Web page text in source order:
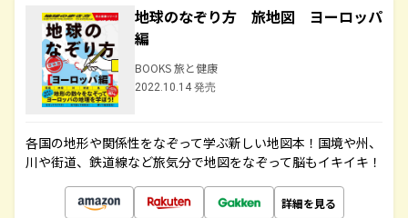
地球のなぞり方 旅地図 ヨーロッパ
編
BOOKS 旅と健康
2022.10.14 発売
各国の地形や関係性をなぞって学ぶ新しい地図本！国境や州、
川や街道、鉄道線など旅気分で地図をなぞって脳もイキイキ！
詳細を見る